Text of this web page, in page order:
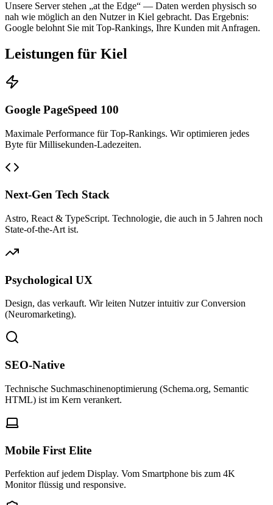
Unsere Server stehen „at the Edge“ — Daten werden physisch so
nah wie möglich an den Nutzer in Kiel gebracht. Das Ergebnis:
Google belohnt Sie mit Top-Rankings, Ihre Kunden mit Anfragen.
Leistungen für Kiel
Google PageSpeed 100
Maximale Performance für Top-Rankings. Wir optimieren jedes
Byte für Millisekunden-Ladezeiten.
Next-Gen Tech Stack
Astro, React & TypeScript. Technologie, die auch in 5 Jahren noch
State-of-the-Art ist.
Psychological UX
Design, das verkauft. Wir leiten Nutzer intuitiv zur Conversion
(Neuromarketing).
SEO-Native
Technische Suchmaschinenoptimierung (Schema.org, Semantic
HTML) ist im Kern verankert.
Mobile First Elite
Perfektion auf jedem Display. Vom Smartphone bis zum 4K
Monitor flüssig und responsive.